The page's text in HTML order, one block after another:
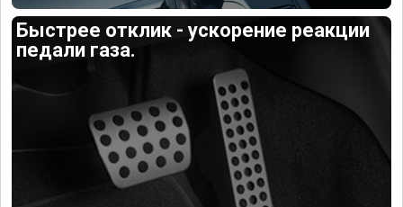
Быстрее отклик - ускорение реакции
педали газа.